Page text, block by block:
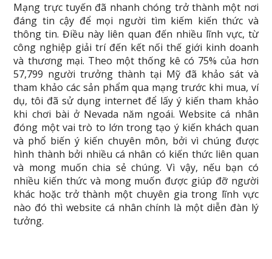
Mạng trực tuyến đã nhanh chóng trở thành một nơi
đáng tin cậy để mọi người tìm kiếm kiến thức và
thông tin. Điều này liên quan đến nhiều lĩnh vực, từ
công nghiệp giải trí đến kết nối thế giới kinh doanh
và thương mại. Theo một thống kê có 75% của hơn
57,799 người trưởng thành tại Mỹ đã khảo sát và
tham khảo các sản phẩm qua mạng trước khi mua, ví
dụ, tôi đã sử dụng internet để lấy ý kiến tham khảo
khi chơi bài ở Nevada năm ngoái. Website cá nhân
đóng một vai trò to lớn trong tạo ý kiến khách quan
và phổ biến ý kiến chuyên môn, bởi vì chúng được
hình thành bởi nhiều cá nhân có kiến thức liên quan
và mong muốn chia sẻ chúng. Vì vậy, nếu bạn có
nhiều kiến thức và mong muốn được giúp đỡ người
khác hoặc trở thành một chuyên gia trong lĩnh vực
nào đó thì website cá nhân chính là một diễn đàn lý
tưởng.